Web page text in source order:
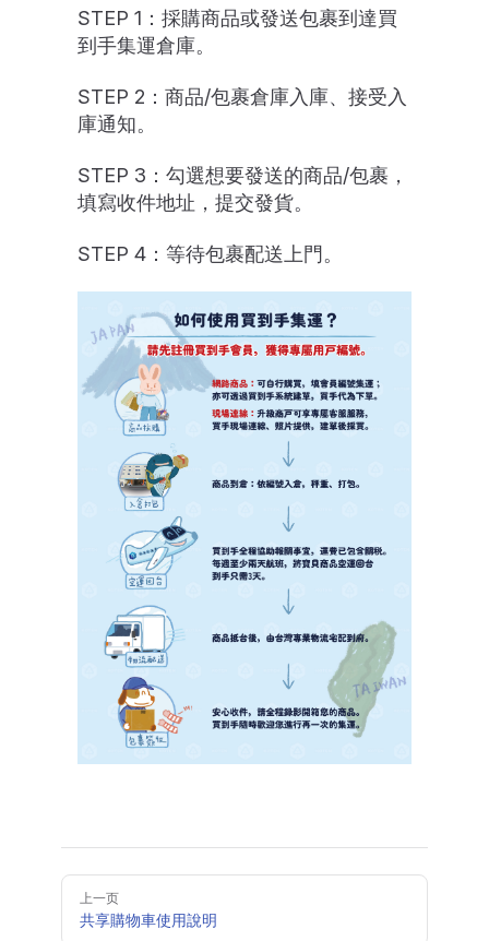
STEP 1：採購商品或發送包裹到達買
到手集運倉庫。
STEP 2：商品/包裹倉庫入庫、接受入
庫通知。
STEP 3：勾選想要發送的商品/包裹，
填寫收件地址，提交發貨。
STEP 4：等待包裹配送上門。
Pager
上一页
共享購物車使用說明